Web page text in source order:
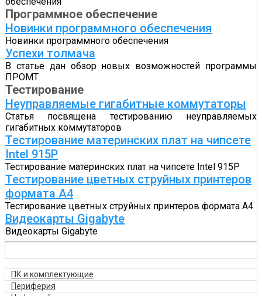
Программное обеспечение
Новинки программного обеспечения
Новинки программного обеспечения
Успехи толмача
В статье дан обзор новых возможностей программы
ПРОМТ
Тестирование
Неуправляемые гигабитные коммутаторы
Статья посвящена тестированию неуправляемых
гигабитных коммутаторов
Тестирование материнских плат на чипсете
Intel 915P
Тестирование материнских плат на чипсете Intel 915P
Тестирование цветных струйных принтеров
формата A4
Тестирование цветных струйных принтеров формата A4
Видеокарты Gigabyte
Видеокарты Gigabyte
ПК и комплектующие
Периферия